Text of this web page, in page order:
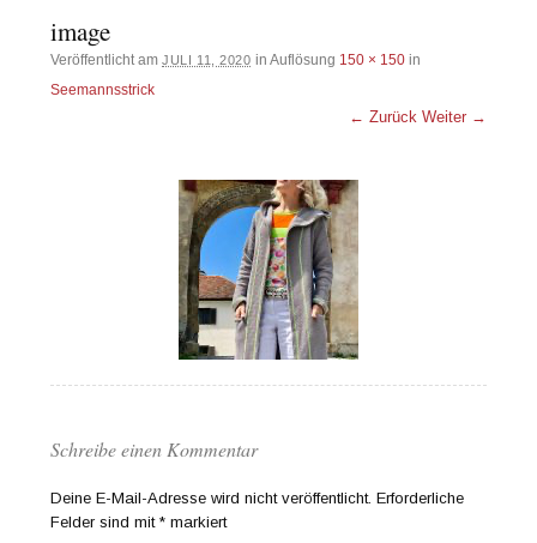
image
Veröffentlicht amJULI 11, 2020 in Auflösung 150 × 150in
Seemannsstrick
← Zurück Weiter →
Schreibe einen Kommentar
Deine E-Mail-Adresse wird nicht veröffentlicht. Erforderliche
Felder sind mit* markiert